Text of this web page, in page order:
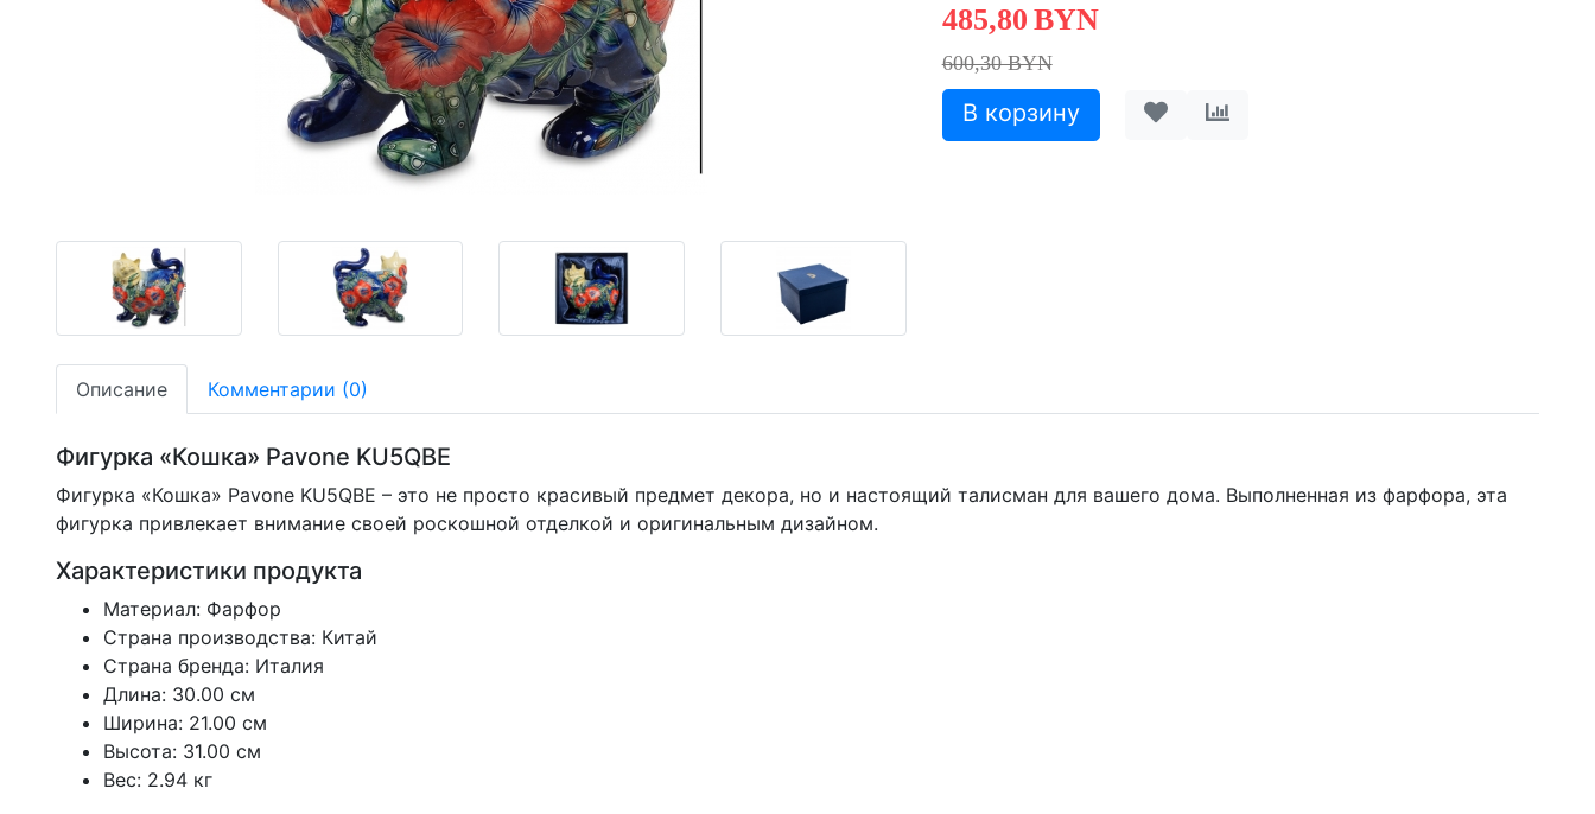
-19,07%
-19,07%
-19,07%
485,80 BYN
600,30 BYN
Описание Комментарии (0)
Фигурка «Кошка» Pavone KU5QBE
Фигурка «Кошка» Pavone KU5QBE – это не просто красивый предмет декора, но и настоящий талисман для вашего дома. Выполненная из фарфора, эта
фигурка привлекает внимание своей роскошной отделкой и оригинальным дизайном.
Характеристики продукта
Материал: Фарфор
Страна производства: Китай
Страна бренда: Италия
Длина: 30.00 см
Ширина: 21.00 см
Высота: 31.00 см
Вес: 2.94 кг